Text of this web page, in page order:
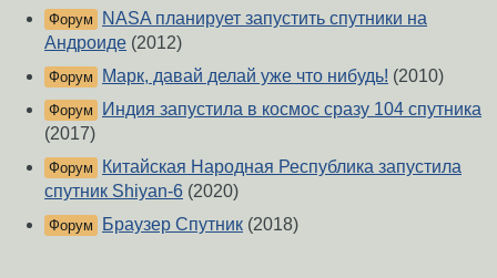
Форум
NASA планирует запустить спутники на
Андроиде (2012)
Форум Марк, давай делай уже что нибудь! (2010)
Форум
Индия запустила в космос сразу 104 спутника
(2017)
Форум
Китайская Народная Республика запустила
спутник Shiyan-6 (2020)
Форум Браузер Спутник (2018)